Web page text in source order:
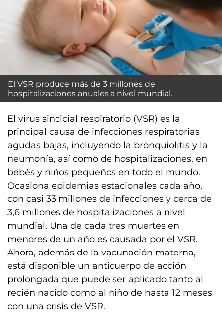
El VSR produce más de 3 millones de
hospitalizaciones anuales a nivel mundial.
El virus sincicial respiratorio (VSR) es la
principal causa de infecciones respiratorias
agudas bajas, incluyendo la bronquiolitis y la
neumonía, así como de hospitalizaciones, en
bebés y niños pequeños en todo el mundo.
Ocasiona epidemias estacionales cada año,
con casi 33 millones de infecciones y cerca de
3,6 millones de hospitalizaciones a nivel
mundial. Una de cada tres muertes en
menores de un año es causada por el VSR.
Ahora, además de la vacunación materna,
está disponible un anticuerpo de acción
prolongada que puede ser aplicado tanto al
recién nacido como al niño de hasta 12 meses
con una crisis de VSR.